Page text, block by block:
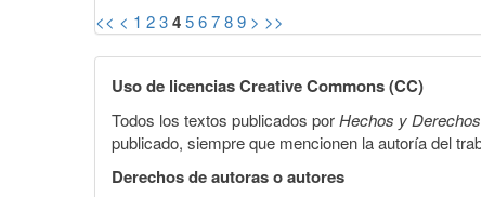
<< < 1 23456789 > >>
Uso de licencias Creative Commons (CC)
Todos los textos publicados porHechos y Derechos
publicado, siempre que mencionen la autoría del
Derechos de autoras o autores